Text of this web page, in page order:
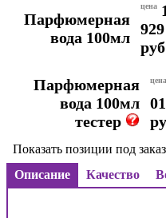
Парфюмерная
вода 100мл
цена
929
руб
Парфюмерная
вода 100мл
тестер
цена
Показать позиции под заказ
Описание
Качество